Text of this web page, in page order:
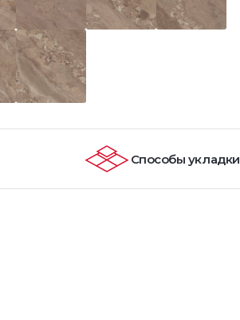
Способы укладки